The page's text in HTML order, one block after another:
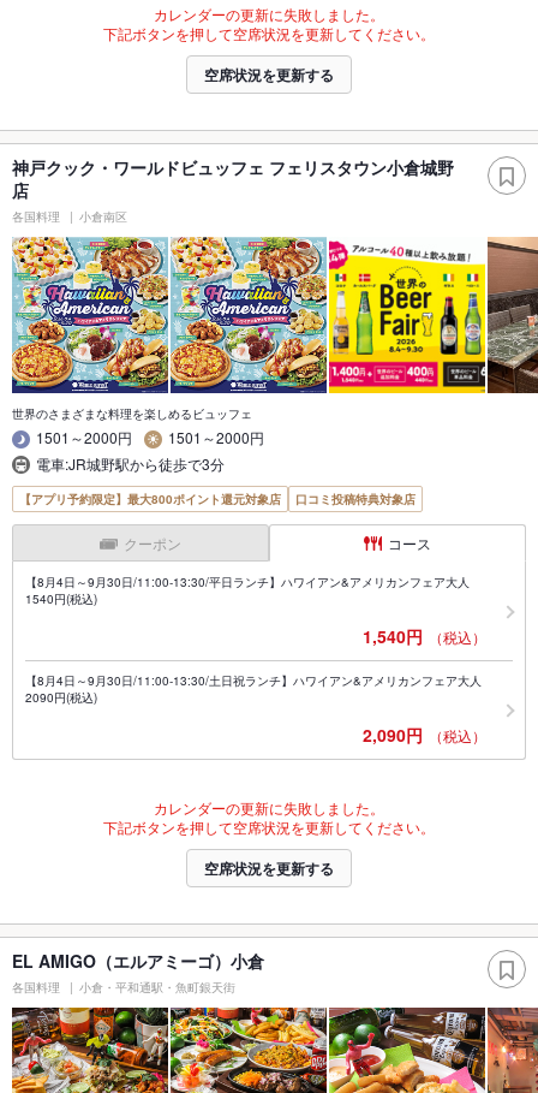
カレンダーの更新に失敗しました。
下記ボタンを押して空席状況を更新してください。
空席状況を更新する
神戸クック・ワールドビュッフェ フェリスタウン小倉城野
店
各国料理 小倉南区
世界のさまざまな料理を楽しめるビュッフェ
1501～2000円
1501～2000円
電車:JR城野駅から徒歩で3分
【アプリ予約限定】最大800ポイント還元対象店 口コミ投稿特典対象店
クーポン コース
【8月4日～9月30日/11:00-13:30/平日ランチ】ハワイアン&アメリカンフェア大人
1540円(税込)
1,540円 （税込）
【8月4日～9月30日/11:00-13:30/土日祝ランチ】ハワイアン&アメリカンフェア大人
2090円(税込)
2,090円 （税込）
カレンダーの更新に失敗しました。
下記ボタンを押して空席状況を更新してください。
空席状況を更新する
EL AMIGO（エルアミーゴ）小倉
各国料理 小倉・平和通駅・魚町銀天街